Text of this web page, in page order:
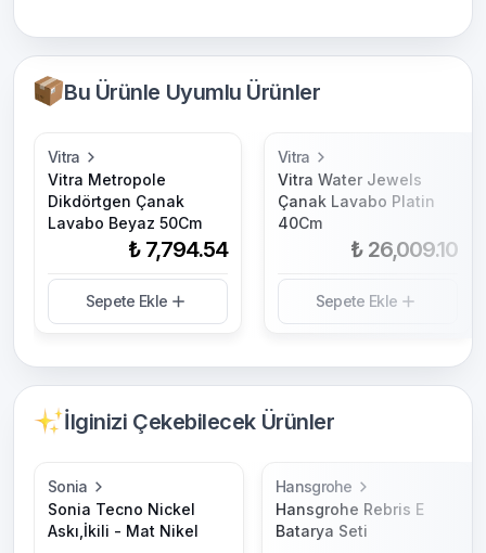
Bu Ürünle Uyumlu Ürünler
Vitra
Vitra Metropole
Dikdörtgen Çanak
Lavabo Beyaz 50Cm
₺ 7,794.54
Sepete Ekle
Vitra
Vitra Water Jewels
Çanak Lavabo Platin
40Cm
₺ 26,009.10
Sepete Ekle
İlginizi Çekebilecek Ürünler
Sonia
Sonia Tecno Nickel
Askı,İkili - Mat Nikel
Hansgrohe
Hansgrohe Rebris E
Batarya Seti